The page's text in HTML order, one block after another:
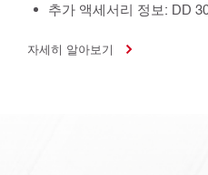
추가 액세서리 정보: DD
자세히 알아보기